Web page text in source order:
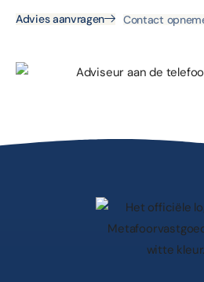
Advies aanvragen Contact